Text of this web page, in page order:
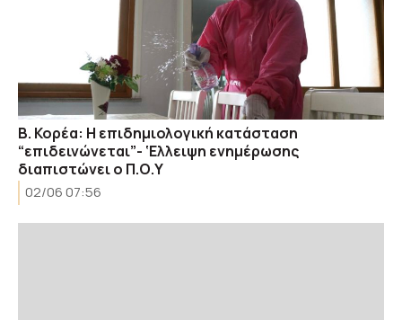
Β. Κορέα: H επιδημιολογική κατάσταση
“επιδεινώνεται”- ‘Eλλειψη ενημέρωσης
διαπιστώνει ο Π.Ο.Υ
02/06 07:56